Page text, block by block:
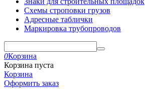
Схемы строповки грузов
Адресные таблички
Маркировка трубопроводов
0Корзина
Корзина пуста
Корзина
Оформить заказ